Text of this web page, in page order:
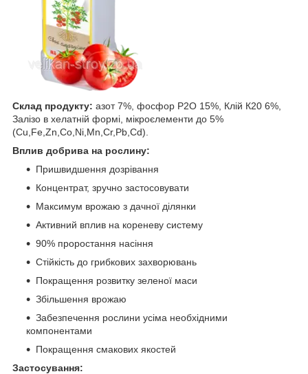
Склад продукту: азот 7%, фосфор Р2О 15%, Клій К20 6%,
Залізо в хелатній формі, мікроєлементи до 5%
(Cu,Fe,Zn,Co,Ni,Mn,Cr,Pb,Cd).
Вплив добрива на рослину:
Пришвидшення дозрівання
Концентрат, зручно застосовувати
Максимум врожаю з дачної ділянки
Активний вплив на кореневу систему
90% проростання насіння
Стійкість до грибкових захворювань
Покращення розвитку зеленої маси
Збільшення врожаю
Забезпечення рослини усіма необхідними
компонентами
Покращення смакових якостей
Застосування: